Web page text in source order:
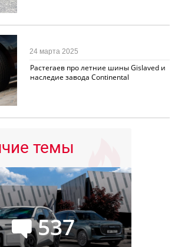
Растегаев про летние шины Gislaved и
наследие завода Continental
24 марта 2025
темы
537